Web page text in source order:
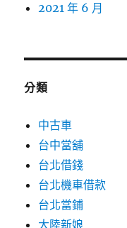
2021 年 6 月
分類
中古車
台中當舖
台北借錢
台北機車借款
台北當鋪
大陸新娘